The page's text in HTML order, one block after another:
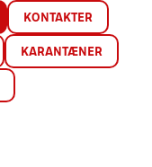
KONTAKTER
KARANTÆNER